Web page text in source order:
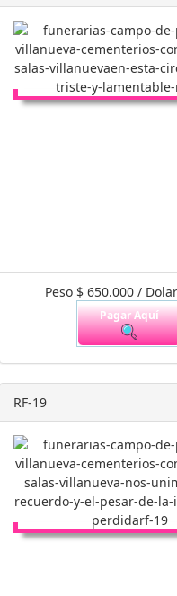
Peso $ 650.000 /
Pagar Aquí
RF-19